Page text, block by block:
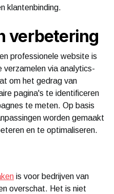
klantenbinding.
verbetering
professionele website is
verzamelen via analytics-
om het gedrag van
pagina's te identificeren
te meten. Op basis
worden gemaakt
en te optimaliseren.
is voor bedrijven van
overschat. Het is niet